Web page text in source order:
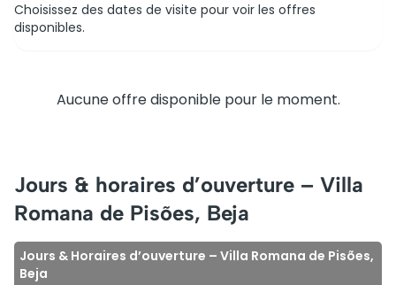
Choisissez des dates de visite pour voir les offres
disponibles.
Aucune offre disponible pour le moment.
Jours & horaires d’ouverture – Villa
Romana de Pisões, Beja
Jours & Horaires d’ouverture – Villa Romana de Pisões,
Beja